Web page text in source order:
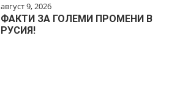
август 9, 2026
ФАКТИ ЗА ГОЛЕМИ ПРОМЕНИ В
РУСИЯ!